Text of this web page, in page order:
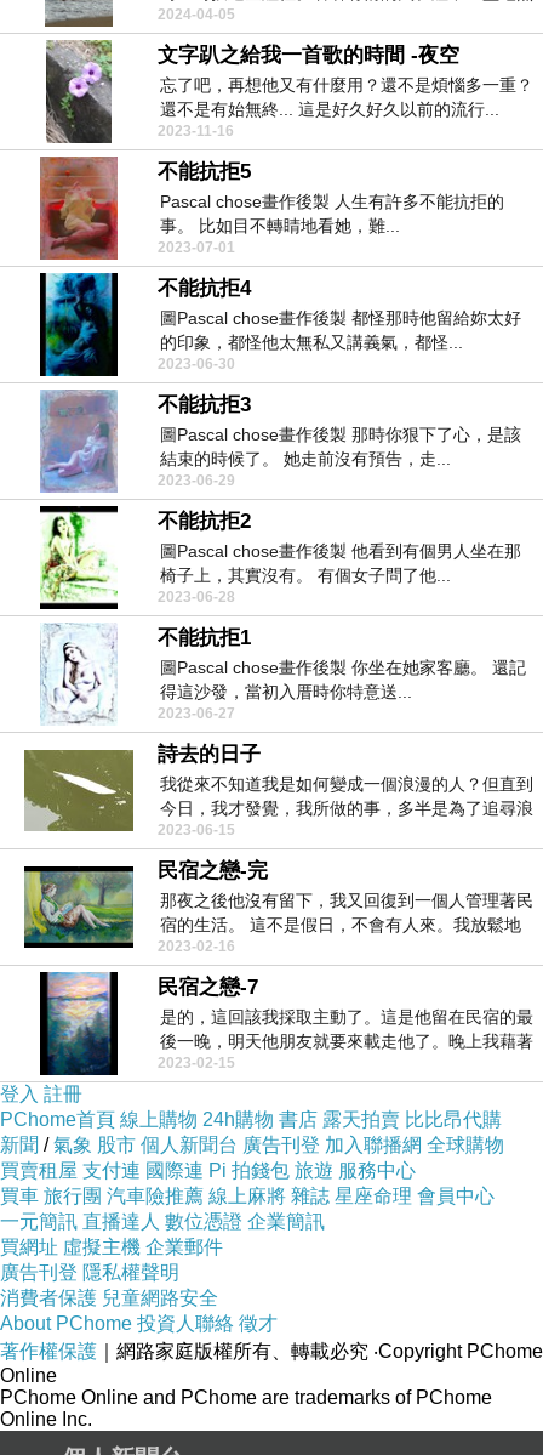
熊燃燒著...
2024-04-05
文字趴之給我一首歌的時間 -夜空
忘了吧，再想他又有什麼用？還不是煩惱多一重？
還不是有始無終... 這是好久好久以前的流行...
2023-11-16
不能抗拒5
Pascal chose畫作後製 人生有許多不能抗拒的
事。 比如目不轉睛地看她，難...
2023-07-01
不能抗拒4
圖Pascal chose畫作後製 都怪那時他留給妳太好
的印象，都怪他太無私又講義氣，都怪...
2023-06-30
不能抗拒3
圖Pascal chose畫作後製 那時你狠下了心，是該
結束的時候了。 她走前沒有預告，走...
2023-06-29
不能抗拒2
圖Pascal chose畫作後製 他看到有個男人坐在那
椅子上，其實沒有。 有個女子問了他...
2023-06-28
不能抗拒1
圖Pascal chose畫作後製 你坐在她家客廳。 還記
得這沙發，當初入厝時你特意送...
2023-06-27
詩去的日子
我從來不知道我是如何變成一個浪漫的人？但直到
今日，我才發覺，我所做的事，多半是為了追尋浪
漫。而...
2023-06-15
民宿之戀-完
那夜之後他沒有留下，我又回復到一個人管理著民
宿的生活。 這不是假日，不會有人來。我放鬆地
坐在屋...
2023-02-16
民宿之戀-7
是的，這回該我採取主動了。這是他留在民宿的最
後一晚，明天他朋友就要來載走他了。晚上我藉著
感謝...
2023-02-15
登入 註冊
PChome首頁 線上購物 24h購物 書店 露天拍賣 比比昂代購
新聞 /氣象 股市 個人新聞台 廣告刊登 加入聯播網 全球購物
買賣租屋 支付連 國際連 Pi 拍錢包 旅遊 服務中心
買車 旅行團 汽車險推薦 線上麻將 雜誌 星座命理 會員中心
一元簡訊 直播達人 數位憑證 企業簡訊
買網址 虛擬主機 企業郵件
廣告刊登 隱私權聲明
消費者保護 兒童網路安全
About PChome 投資人聯絡 徵才
著作權保護 ｜網路家庭版權所有、轉載必究 ‧Copyright PChome
Online
PChome Online and PChome are trademarks of PChome
Online Inc.